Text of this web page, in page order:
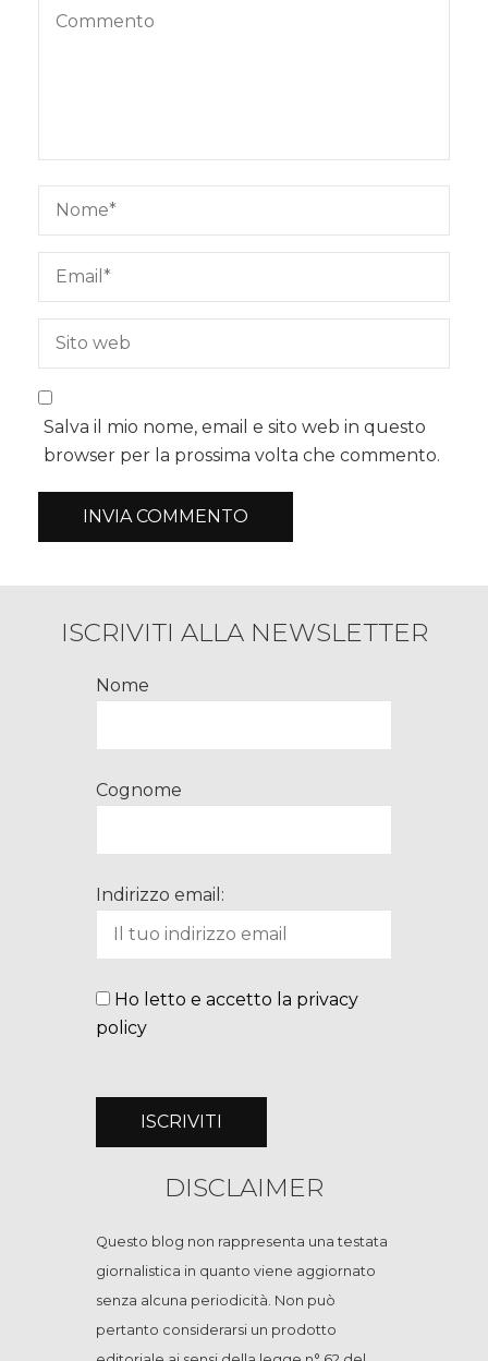
Salva il mio nome, email e sito web in questo
browser per la prossima volta che commento.
ISCRIVITI ALLA NEWSLETTER
Nome
Cognome
Indirizzo email:
Ho letto e accetto la privacy
policy
DISCLAIMER
Questo blog non rappresenta una testata
giornalistica in quanto viene aggiornato
senza alcuna periodicità. Non può
pertanto considerarsi un prodotto